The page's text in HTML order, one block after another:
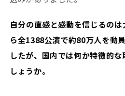
――自分の直感と感動を信じるの
ら全1388公演で約80万人を動
したが、国内では何か特徴的
しょうか。